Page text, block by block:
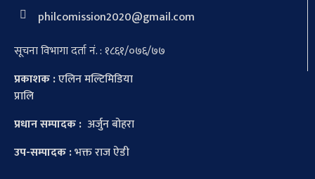
philcomission2020@gmail.com
सूचना विभागा दर्ता नं. : १८६१/०७६/७७
प्रकाशक :एलिन मल्टिमिडिया
प्रालि
प्रधान सम्पादक : अर्जुन बोहरा
उप-सम्पादक :भक्त राज ऐडी